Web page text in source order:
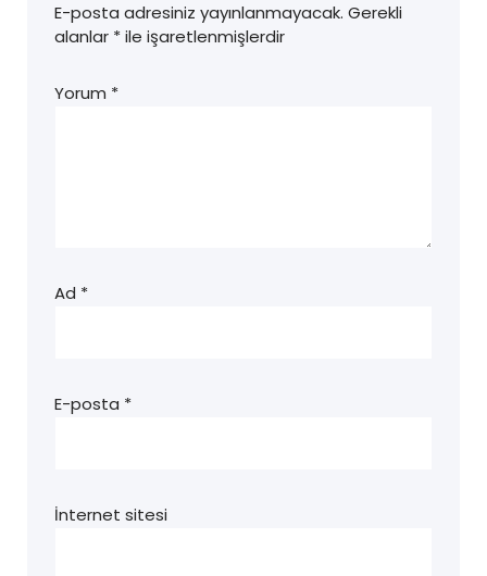
E-posta adresiniz yayınlanmayacak. Gerekli
alanlar *ile işaretlenmişlerdir
Yorum *
Ad *
E-posta *
İnternet sitesi